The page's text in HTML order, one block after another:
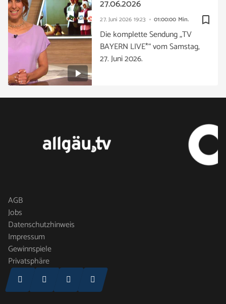
bookmark_border
27. Juni 2026 19:23 01:00:00 Min.
27.06.2026
Die komplette Sendung „TV
BAYERN LIVE*“ vom Samstag,
27. Juni 2026.
AGB
Jobs
Datenschutzhinweis
Impressum
Gewinnspiele
Privatsphäre